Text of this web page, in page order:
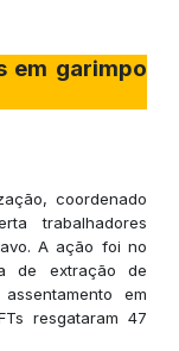
em garimpo
coordenado
trabalhadores
A ação foi no
de extração de
em
resgataram 47